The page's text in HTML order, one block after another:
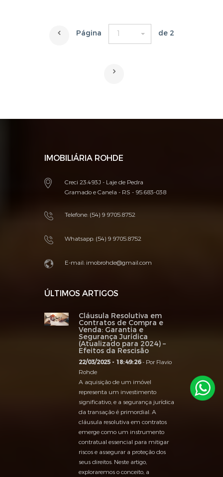
Página 1 de 2
IMOBILIÁRIA ROHDE
Creci 23.493J - Laje de Pedra
Gramado e Canela - RS - 95.683-038
Telefone: (54) 9 9705.8752
Whatsapp: (54) 9 9705.8752
E-mail: imobrohde@gmail.com
ÚLTIMOS ARTIGOS
Cláusula Resolutiva em
Contratos de Compra e
Venda: Garantia e
Segurança Jurídica
(Atualizado para 2024) –
Efeitos da Rescisão
22/03/2025 - 18:49:26- Por Flavio
Rohde
A aquisição de um imóvel
representa um investimento
significativo, e a segurança jurídica
da transação é primordial. A
cláusula resolutiva em contratos
emerge como um instrumento
contratual essencial para mitigar
riscos e assegurar a proteção dos
seus direitos. Neste artigo,
exploraremos o conceito, a